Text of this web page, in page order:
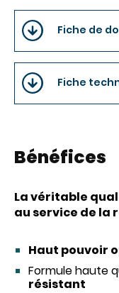
Bénéfices
La véritable
au service de la
Haut pouvoir
Formule haute
résistant
Fiche de
Fiche